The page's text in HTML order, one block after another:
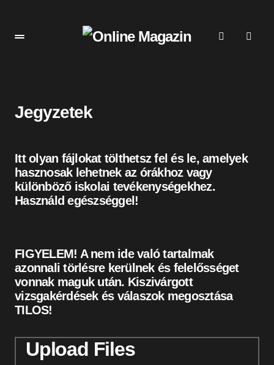
Jegyzetek
Itt olyan fájlokat tölthetsz fel és le, amelyek
hasznosak lehetnek az órákhoz vagy
különböző iskolai tevékenységekhez.
Használd egészséggel!
FIGYELEM! A nem ide való tartalmak
azonnali törlésre kerülnek és felelősséget
vonnak maguk után. Kiszivárgott
vizsgakérdések és válaszok megosztása
TILOS!
Upload Files